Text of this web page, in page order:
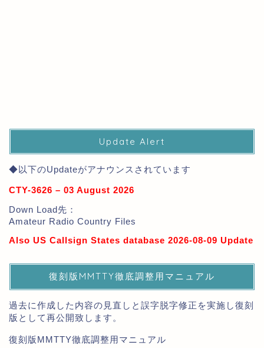
Update Alert
◆以下のUpdateがアナウンスされています
CTY-3626 – 03 August 2026
Down Load先：
Amateur Radio Country Files
Also US Callsign States database 2026-08-09 Update
復刻版MMTTY徹底調整用マニュアル
過去に作成した内容の見直しと誤字脱字修正を実施し復刻
版として再公開致します。
復刻版MMTTY徹底調整用マニュアル